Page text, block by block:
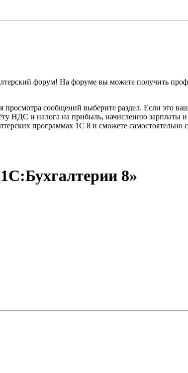
форум! На форуме вы можете получить
просмотра сообщений выберите раздел. Если это
НДС и налога на прибыль, начислению
программах 1С 8 и сможете
8»